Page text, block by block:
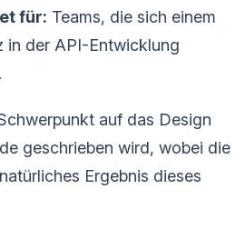
für: Teams, die sich einem
in der API-Entwicklung
auf das Design
geschrieben wird, wobei die
Ergebnis dieses